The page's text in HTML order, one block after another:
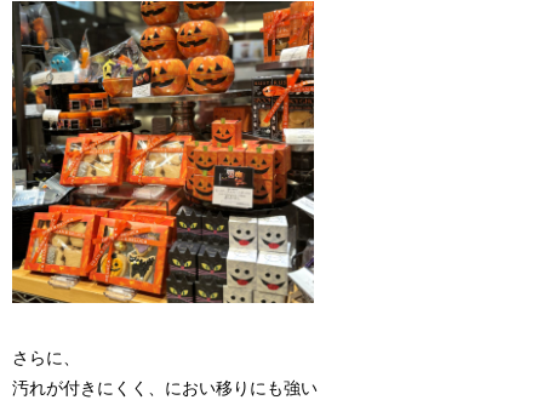
さらに、
汚れが付きにくく、におい移りにも強い